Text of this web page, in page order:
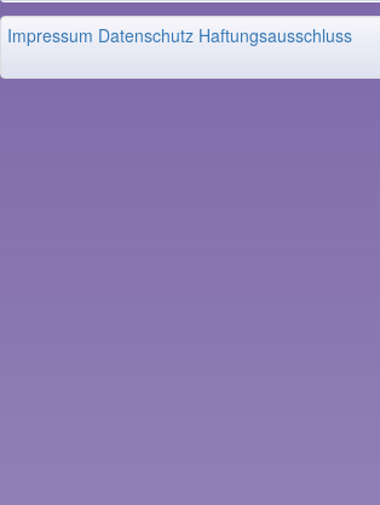
Impressum Datenschutz Haftungsausschluss